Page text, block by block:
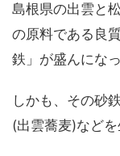
島根県の出雲と
の原料である良
鉄」が盛んになっ
しかも、その砂
(出雲蕎麦)などを